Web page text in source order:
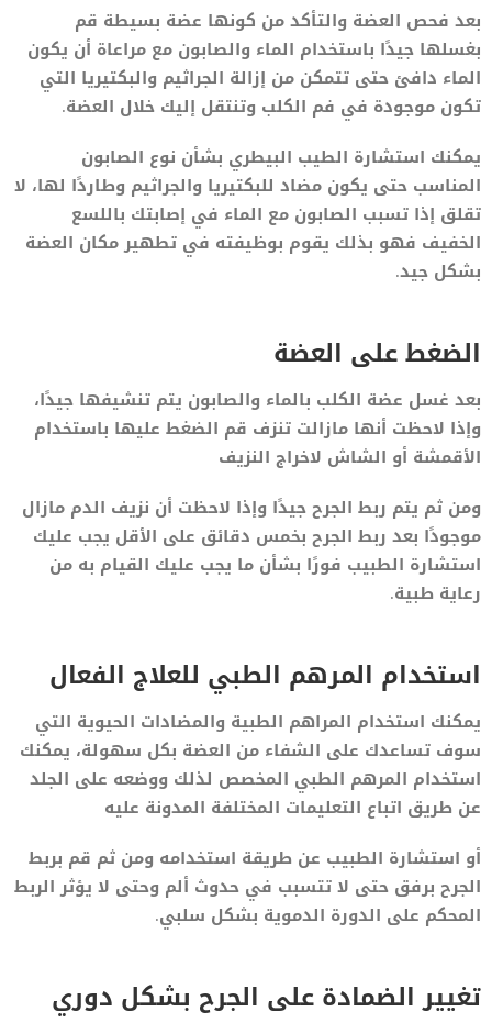
بعد فحص العضة والتأكد من كونها عضة بسيطة قم
بغسلها جيدًا باستخدام الماء والصابون مع مراعاة أن يكون
الماء دافئ حتى تتمكن من إزالة الجراثيم والبكتيريا التي
تكون موجودة في فم الكلب وتنتقل إليك خلال العضة.
يمكنك استشارة الطيب البيطري بشأن نوع الصابون
المناسب حتى يكون مضاد للبكتيريا والجراثيم وطاردًا لها، لا
تقلق إذا تسبب الصابون مع الماء في إصابتك باللسع
الخفيف فهو بذلك يقوم بوظيفته في تطهير مكان العضة
بشكل جيد.
الضغط على العضة
بعد غسل عضة الكلب بالماء والصابون يتم تنشيفها جيدًا،
وإذا لاحظت أنها مازالت تنزف قم الضغط عليها باستخدام
الأقمشة أو الشاش لاخراج النزيف
ومن ثم يتم ربط الجرح جيدًا وإذا لاحظت أن نزيف الدم مازال
موجودًا بعد ربط الجرح بخمس دقائق على الأقل يجب عليك
استشارة الطبيب فورًا بشأن ما يجب عليك القيام به من
رعاية طبية.
استخدام المرهم الطبي للعلاج الفعال
يمكنك استخدام المراهم الطبية والمضادات الحيوية التي
سوف تساعدك على الشفاء من العضة بكل سهولة، يمكنك
استخدام المرهم الطبي المخصص لذلك ووضعه على الجلد
عن طريق اتباع التعليمات المختلفة المدونة عليه
أو استشارة الطبيب عن طريقة استخدامه ومن ثم قم بربط
الجرح برفق حتى لا تتسبب في حدوث ألم وحتى لا يؤثر الربط
المحكم على الدورة الدموية بشكل سلبي.
تغيير الضمادة على الجرح بشكل دوري